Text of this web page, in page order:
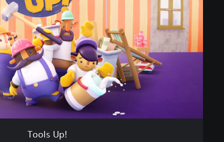
Tools Up!